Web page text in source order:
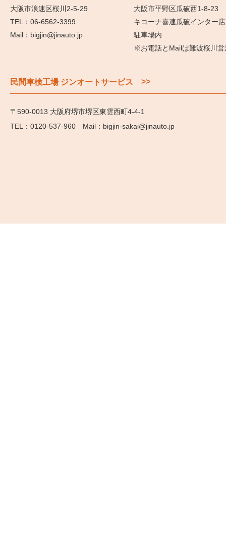
大阪市浪速区桜川2-5-29
06-6562-3399
bigjin@jinauto.jp
大阪市平野区瓜破西1-8-23
キコーナ喜連瓜破インター店
駐車場内
※お電話とMailは難波桜川営
民間車検工場 ジンオートサービス >>
〒590-0013 大阪府堺市堺区東雲西町4-4-1
0120-537-960
bigjin-sakai@jinauto.jp